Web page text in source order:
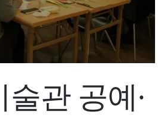
관 공예·